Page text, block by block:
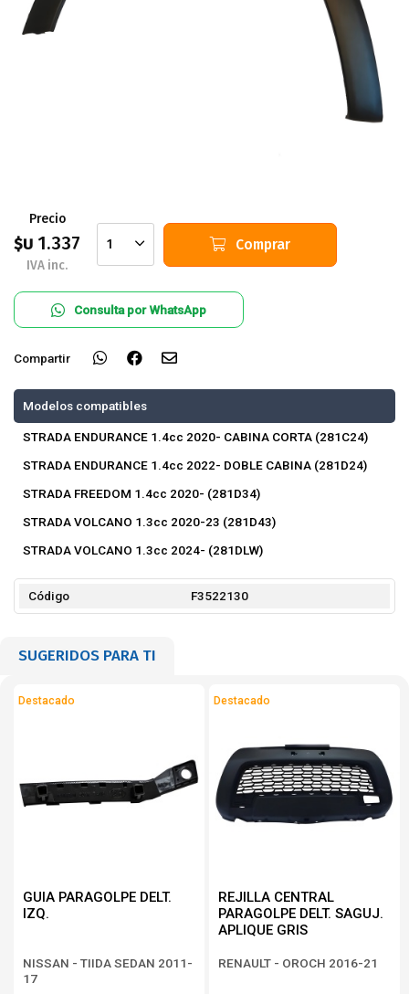
Precio
$U 1.337
IVA inc.
1 Comprar
Consulta por WhatsApp
Compartir
Modelos compatibles
STRADA ENDURANCE 1.4cc 2020- CABINA CORTA (281C24)
STRADA ENDURANCE 1.4cc 2022- DOBLE CABINA (281D24)
STRADA FREEDOM 1.4cc 2020- (281D34)
STRADA VOLCANO 1.3cc 2020-23 (281D43)
STRADA VOLCANO 1.3cc 2024- (281DLW)
Código F3522130
SUGERIDOS PARA TI
Destacado
GUIA PARAGOLPE DELT.
IZQ.
NISSAN - TIIDA SEDAN 2011-
17
Destacado
REJILLA CENTRAL
PARAGOLPE DELT. SAGUJ.
APLIQUE GRIS
RENAULT - OROCH 2016-21